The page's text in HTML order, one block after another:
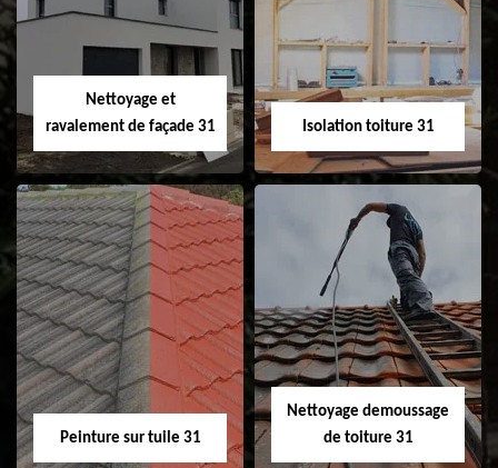
changement de
fenêtre de toit et
Velux 31
Nettoyage et
ravalement de façade 31
Nettoyage et
ravalement de
façade 31
Isolation toiture 31
Isolation toiture 31
Peinture sur tuile 31
Nettoyage demoussage
de toiture 31